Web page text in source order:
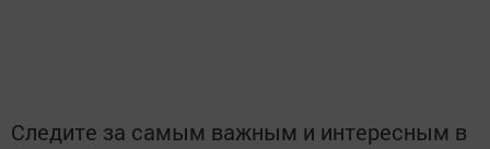
Следите за самым важным и интересным в